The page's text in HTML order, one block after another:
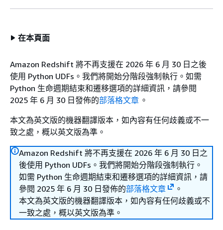
在本頁面
Amazon Redshift 將不再支援在 2026 年 6 月 30 日之後
使用 Python UDFs。我們將開始分階段強制執行。如需
Python 生命週期結束和遷移選項的詳細資訊，請參閱
2025 年 6 月 30 日發佈的部落格文章 。
本文為英文版的機器翻譯版本，如內容有任何歧義或不一
致之處，概以英文版為準。
Amazon Redshift 將不再支援在 2026 年 6 月 30 日之
後使用 Python UDFs。我們將開始分階段強制執行。
如需 Python 生命週期結束和遷移選項的詳細資訊，請
參閱 2025 年 6 月 30 日發佈的部落格文章
。
本文為英文版的機器翻譯版本，如內容有任何歧義或不
一致之處，概以英文版為準。